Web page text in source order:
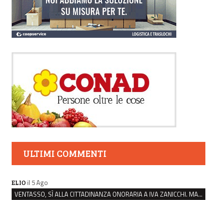
ULTIMI COMMENTI
ELIO il 5 Ago
VENTASSO, SÌ ALLA CITTADINANZA ONORARIA A IVA ZANICCHI. MA BARGIACCHI: “È DI PESSIMO GUSTO”